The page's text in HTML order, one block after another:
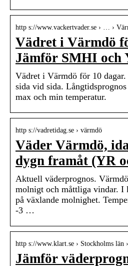
http s://www.vackertvader.se › … ›
Vädret i Värmdö
Jämför SMHI och
Vädret i Värmdö för 10
sida vid sida.
max och min temperatur.
http s://vadretidag.se › värmdö
Väder Värmdö,
dygn framåt (YR
Aktuell väderprognos.
molnigt och måttliga vindar. I
på växlande molnighet.
-3 …
http s://www.klart.se › Stockholms län
Jämför